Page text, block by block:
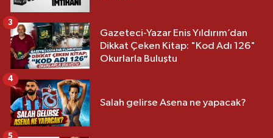
Gazeteci-Yazar Enis Yıldırım’dan
Dikkat Çeken Kitap: "Kod Adı 126"
Okurlarla Buluştu
3
Salah gelirse Asena ne yapacak?
4
5